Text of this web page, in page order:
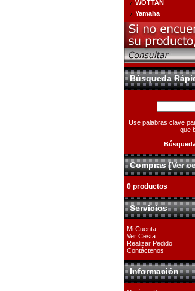
WOTTAN
Yamaha
Búsqueda
Use palabras clave
que
Compras[Ver
0 productos
Servicios
Mi Cuenta
Ver Cesta
Realizar Pedido
Contáctenos
Información